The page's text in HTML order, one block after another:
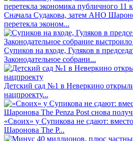
Сначала Судакова, затем АНО
перетекла эконом...
Супиков на входе, Гуляков в
Законодательное собрани...
Детский сад №1 в Неверкино
нацпроекту...
«Своих» у Супикова не сдают:
Шаронова The P...